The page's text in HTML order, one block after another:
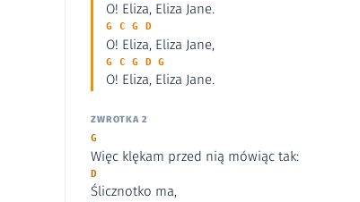
O! Eliza, Eliza Jane.
G C G D
O! Eliza, Eliza Jane,
G C G D G
O! Eliza, Eliza Jane.
ZWROTKA 2
G
Więc klękam przed nią mówiąc tak:
D
Ślicznotko ma,